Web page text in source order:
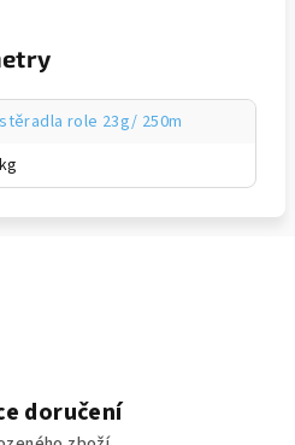
role 23g/ 250m
doručení